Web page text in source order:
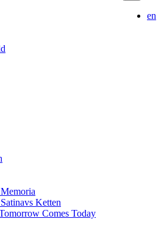
en
Ketten
Comes Today